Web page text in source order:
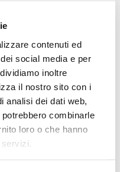
contenuti ed
social media e per
inoltre
il nostro sito con i
analisi dei dati web,
combinarle
loro o che hanno
la stagione:
rito iniziale che non può mai
presentazione di martedì, alla
di Ancona, la prima squadra
ha preso il largo verso la
caratterizzare l’ambiente:
sacrificio e identità. Stimoli
chi è il nuovo